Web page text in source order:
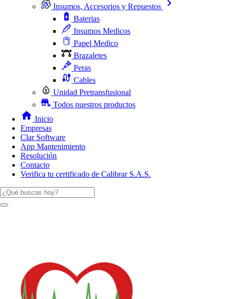
Insumos, Accesorios y Repuestos
Baterias
Insumos Medicos
Papel Medico
Brazaletes
Peras
Cables
Unidad Pretransfusional
Todos nuestros productos
Inicio
Empresas
Clar Software
App Mantenimiento
Resolución
Contacto
Verifica tu certificado de Calibrar S.A.S.